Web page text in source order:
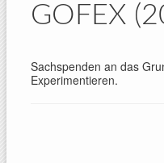
GOFEX
Sachspenden an das
Experimentieren.